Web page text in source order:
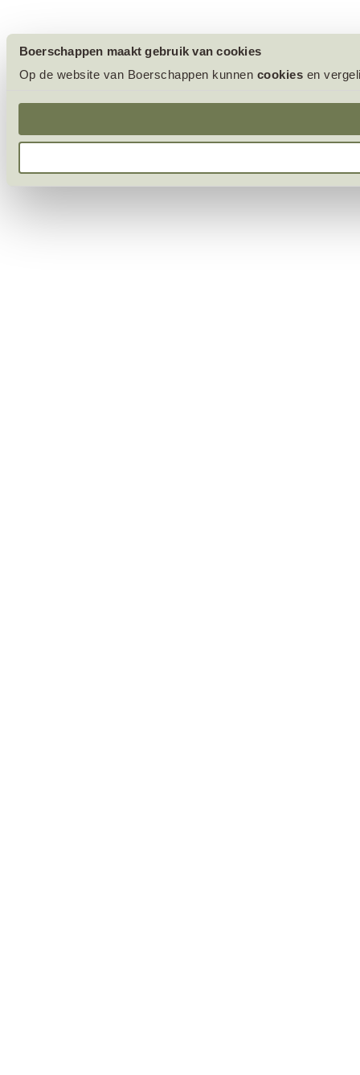
Boerschappen maakt gebruik van cookies
Op de website van Boerschappen kunnen cookies en